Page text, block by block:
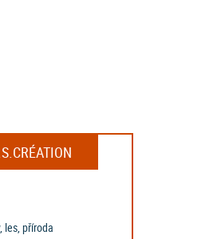
les, příroda